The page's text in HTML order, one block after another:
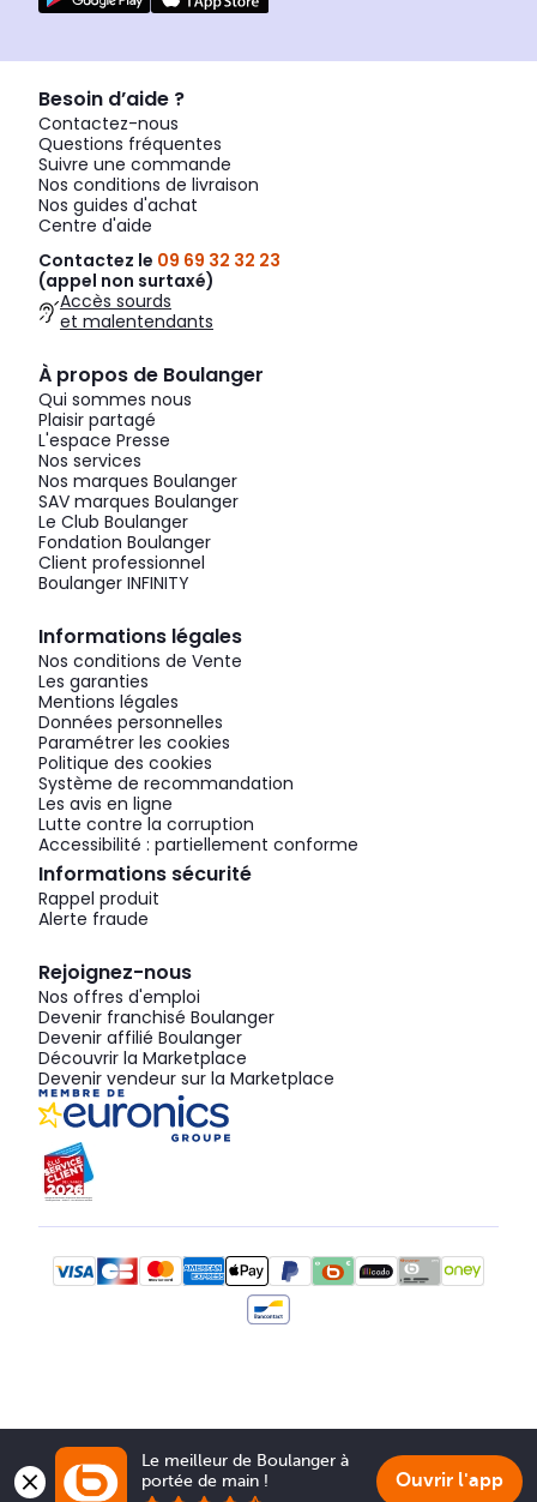
Besoin d’aide ?
Contactez-nous
Questions fréquentes
Suivre une commande
Nos conditions de livraison
Nos guides d'achat
Centre d'aide
Contactez le 09 69 32 32 23
(appel non surtaxé)
Accès sourds
et malentendants
À propos de Boulanger
Qui sommes nous
Plaisir partagé
L'espace Presse
Nos services
Nos marques Boulanger
SAV marques Boulanger
Le Club Boulanger
Fondation Boulanger
Client professionnel
Boulanger INFINITY
Informations légales
Nos conditions de Vente
Les garanties
Mentions légales
Données personnelles
Paramétrer les cookies
Politique des cookies
Système de recommandation
Les avis en ligne
Lutte contre la corruption
Accessibilité : partiellement conforme
Informations sécurité
Rappel produit
Alerte fraude
Rejoignez-nous
Nos offres d'emploi
Devenir franchisé Boulanger
Devenir affilié Boulanger
Découvrir la Marketplace
Devenir vendeur sur la Marketplace
Le meilleur de Boulanger à
portée de main !
Ouvrir l'app